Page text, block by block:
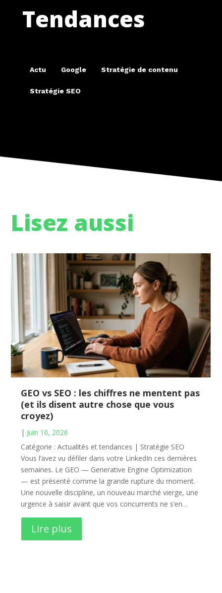
Tendances
Actu Google Stratégie de contenu
Stratégie SEO
Lisez aussi
GEO vs SEO : les chiffres ne mentent pas
(et ils disent autre chose que vous
croyez)
| Juin 10, 2026
Catégorie : Actualités et tendances | Stratégie SEO
Vous l’avez vu défiler dans votre LinkedIn ces dernières
semaines. Le GEO — Generative Engine Optimization
— est présenté comme la grande rupture du moment.
Une nouvelle discipline, un nouveau marché vierge, une
urgence à saisir avant que vos concurrents ne s’en…
Lire plus